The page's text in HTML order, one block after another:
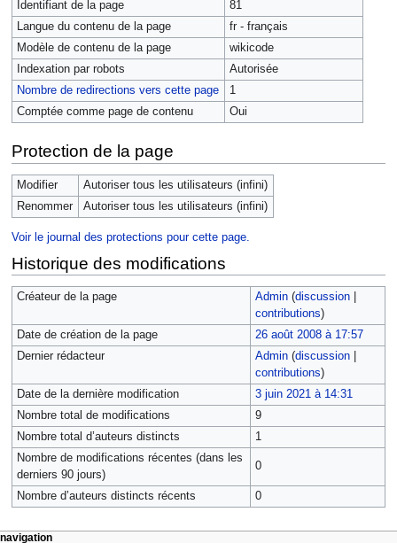
Identifiant de la page
81
Langue du contenu de la page
fr - français
Modèle de contenu de la page
wikicode
Indexation par robots
Autorisée
Nombre de redirections vers cette page
1
Comptée comme page de contenu
Oui
Protection de la page
Modifier
Autoriser tous les utilisateurs (infini)
Renommer
Autoriser tous les utilisateurs (infini)
Voir le journal des protections pour cette page.
Historique des modifications
Créateur de la page Admin (discussion|
contributions)
Date de création de la page
26 août 2008 à 17:57
Dernier rédacteur
Admin (discussion|
contributions)
Date de la dernière modification
3 juin 2021 à 14:31
Nombre total de modifications
9
Nombre total d’auteurs distincts
1
Nombre de modifications récentes (dans les
derniers 90 jours)
0
Nombre d’auteurs distincts récents 0
navigation